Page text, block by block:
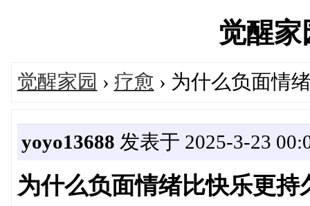
觉醒
觉醒家园 › 疗愈 › 为什么负面情
yoyo13688 发表于 2025-3-23
为什么负面情绪比快乐更持